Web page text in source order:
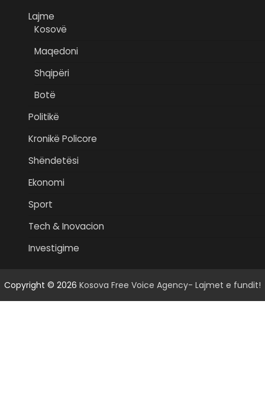
Lajme
Kosovë
Maqedoni
Shqipëri
Botë
Politikë
Kronikë Policore
Shëndetësi
Ekonomi
Sport
Tech & Inovacion
Investigime